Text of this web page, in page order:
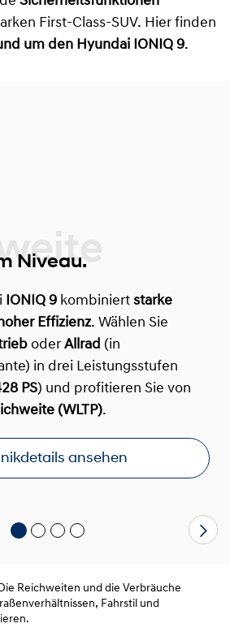
First-Class-SUV. Hier finden
um den Hyundai IONIQ 9.
Niveau.
IONIQ 9 kombiniert starke
hoher Effizienz. Wählen Sie
oder Allrad (in
in drei Leistungsstufen
PS) und profitieren Sie von
(WLTP).
ansehen
Reichweiten und die Verbräuche
Fahrstil und